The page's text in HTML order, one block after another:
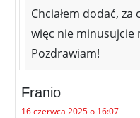
Chciałem dodać,
więc nie minusujcie
Pozdrawiam!
Franio
16 czerwca 2025 o 16:07